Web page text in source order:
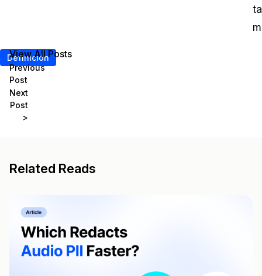
Definición
<
Previous
Post
Next
Post
>
View All Posts
Related Reads